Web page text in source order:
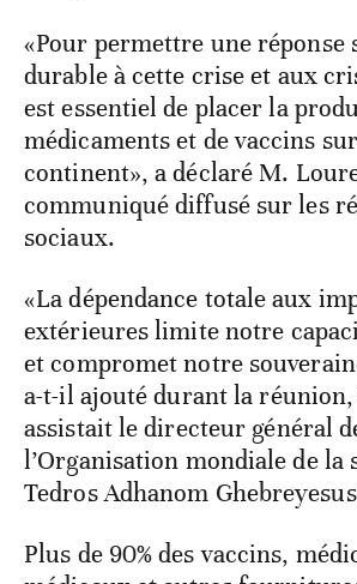
«Pour permettre une réponse
durable à cette crise et aux
est essentiel de placer la
médicaments et de vaccins
continent», a déclaré M.
communiqué diffusé sur les
sociaux.
«La dépendance totale aux
extérieures limite notre
et compromet notre
a-t-il ajouté durant la
assistait le directeur général
l’Organisation mondiale de la
Tedros Adhanom
Plus de 90% des vaccins,